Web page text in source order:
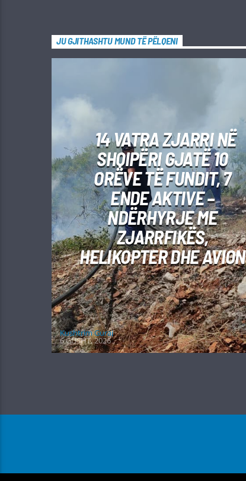
JU GJITHASHTU MUND TË PËLQENI
14 VATRA ZJARRI NË
SHQIPËRI GJATË 10
ORËVE TË FUNDIT, 7
ENDE AKTIVE –
NDËRHYRJE ME
ZJARRFIKËS,
HELIKOPTER DHE AVION
Kushtrim Guraj
6 GUSHT, 2026